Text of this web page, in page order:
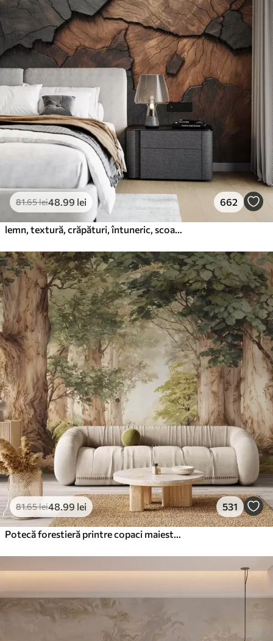
81.65lei48.99 lei 662
lemn, textură, crăpături, întuneric, scoarță, suprafață
81.65lei48.99 lei 531
Potecă forestieră printre copaci maiestuoși, în stil acuarelă